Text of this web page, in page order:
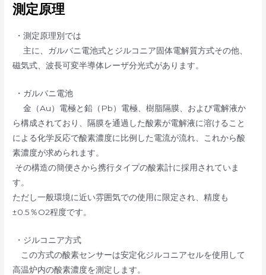
測定原理
・測定原理別では
主に、ガルバニ電池式とジルコニア固体電解質方式その他、
磁気式、波長可変半導体レーザ分光式があります。
・ガルバニ電池
金（Au）電極と鉛（Pb）電極、樹脂隔膜、および電解液か
ら構成されており、隔膜を通過した酸素が電解液に溶けること
による化学反応で酸素濃度に比例した電流が流れ、これから酸
素濃度が求められます。
その構造の簡便さから携行タイプの酸素計に採用されていま
す。
ただし一般環境に近い雰囲気での使用に限定され、精度も
±0.5％O2程度です。
・ジルコニア方式
この方式の酸素センサーは安定化ジルコニアセルを使用して
高温炉内の酸素濃度を測定します。